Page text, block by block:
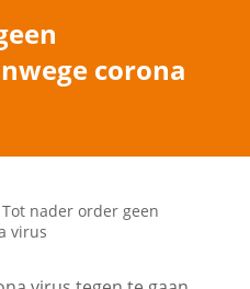
corona
Tot nader order geen
virus